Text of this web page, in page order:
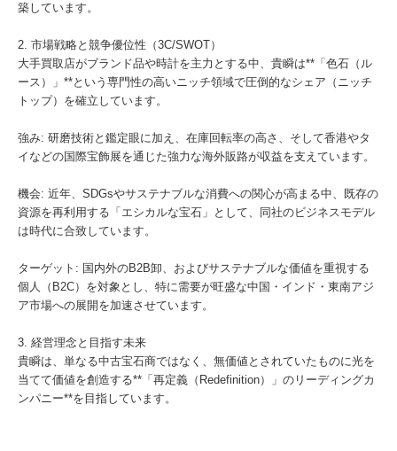
築しています。
2. 市場戦略と競争優位性（3C/SWOT）
大手買取店がブランド品や時計を主力とする中、貴瞬は**「色石（ル
ース）」**という専門性の高いニッチ領域で圧倒的なシェア（ニッチ
トップ）を確立しています。
強み: 研磨技術と鑑定眼に加え、在庫回転率の高さ、そして香港やタ
イなどの国際宝飾展を通じた強力な海外販路が収益を支えています。
機会: 近年、SDGsやサステナブルな消費への関心が高まる中、既存の
資源を再利用する「エシカルな宝石」として、同社のビジネスモデル
は時代に合致しています。
ターゲット: 国内外のB2B卸、およびサステナブルな価値を重視する
個人（B2C）を対象とし、特に需要が旺盛な中国・インド・東南アジ
ア市場への展開を加速させています。
3. 経営理念と目指す未来
貴瞬は、単なる中古宝石商ではなく、無価値とされていたものに光を
当てて価値を創造する**「再定義（Redefinition）」のリーディングカ
ンパニー**を目指しています。